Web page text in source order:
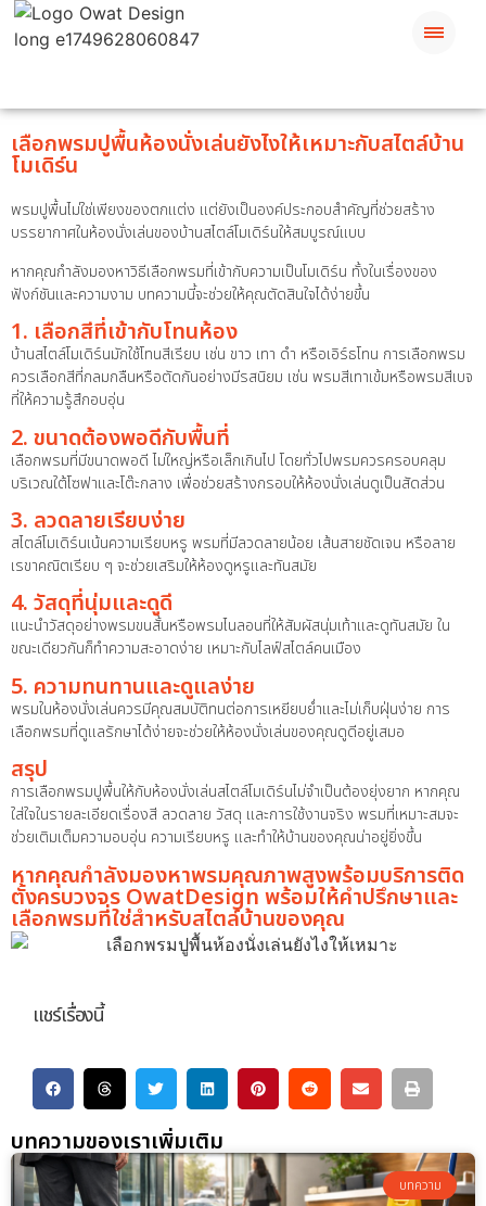
เลือกพรมปูพื้นห้องนั่งเล่นยังไงให้เหมาะกับสไตล์บ้าน
โมเดิร์น
พรมปูพื้นไม่ใช่เพียงของตกแต่ง แต่ยังเป็นองค์ประกอบสำคัญที่ช่วยสร้าง
บรรยากาศในห้องนั่งเล่นของบ้านสไตล์โมเดิร์นให้สมบูรณ์แบบ
หากคุณกำลังมองหาวิธีเลือกพรมที่เข้ากับความเป็นโมเดิร์น ทั้งในเรื่องของ
ฟังก์ชันและความงาม บทความนี้จะช่วยให้คุณตัดสินใจได้ง่ายขึ้น
1. เลือกสีที่เข้ากับโทนห้อง
บ้านสไตล์โมเดิร์นมักใช้โทนสีเรียบ เช่น ขาว เทา ดำ หรือเอิร์ธโทน การเลือกพรม
ควรเลือกสีที่กลมกลืนหรือตัดกันอย่างมีรสนิยม เช่น พรมสีเทาเข้มหรือพรมสีเบจ
ที่ให้ความรู้สึกอบอุ่น
2. ขนาดต้องพอดีกับพื้นที่
เลือกพรมที่มีขนาดพอดี ไม่ใหญ่หรือเล็กเกินไป โดยทั่วไปพรมควรครอบคลุม
บริเวณใต้โซฟาและโต๊ะกลาง เพื่อช่วยสร้างกรอบให้ห้องนั่งเล่นดูเป็นสัดส่วน
3. ลวดลายเรียบง่าย
สไตล์โมเดิร์นเน้นความเรียบหรู พรมที่มีลวดลายน้อย เส้นสายชัดเจน หรือลาย
เรขาคณิตเรียบ ๆ จะช่วยเสริมให้ห้องดูหรูและทันสมัย
4. วัสดุที่นุ่มและดูดี
แนะนำวัสดุอย่างพรมขนสั้นหรือพรมไนลอนที่ให้สัมผัสนุ่มเท้าและดูทันสมัย ใน
ขณะเดียวกันก็ทำความสะอาดง่าย เหมาะกับไลฟ์สไตล์คนเมือง
5. ความทนทานและดูแลง่าย
พรมในห้องนั่งเล่นควรมีคุณสมบัติทนต่อการเหยียบย่ำและไม่เก็บฝุ่นง่าย การ
เลือกพรมที่ดูแลรักษาได้ง่ายจะช่วยให้ห้องนั่งเล่นของคุณดูดีอยู่เสมอ
สรุป
การเลือกพรมปูพื้นให้กับห้องนั่งเล่นสไตล์โมเดิร์นไม่จำเป็นต้องยุ่งยาก หากคุณ
ใส่ใจในรายละเอียดเรื่องสี ลวดลาย วัสดุ และการใช้งานจริง พรมที่เหมาะสมจะ
ช่วยเติมเต็มความอบอุ่น ความเรียบหรู และทำให้บ้านของคุณน่าอยู่ยิ่งขึ้น
หากคุณกำลังมองหาพรมคุณภาพสูงพร้อมบริการติด
ตั้งครบวงจร OwatDesign พร้อมให้คำปรึกษาและ
เลือกพรมที่ใช่สำหรับสไตล์บ้านของคุณ
แชร์เรื่องนี้
บทความของเราเพิ่มเติม
บทความ